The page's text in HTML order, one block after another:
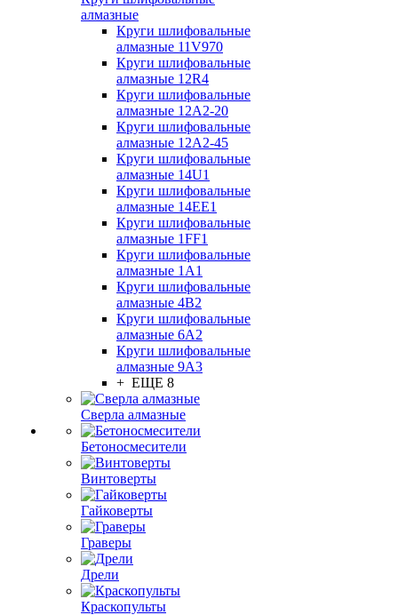
алмазные
Круги шлифовальные
алмазные 11V970
Круги шлифовальные
алмазные 12R4
Круги шлифовальные
алмазные 12А2-20
Круги шлифовальные
алмазные 12А2-45
Круги шлифовальные
алмазные 14U1
Круги шлифовальные
алмазные 14ЕЕ1
Круги шлифовальные
алмазные 1FF1
Круги шлифовальные
алмазные 1А1
Круги шлифовальные
алмазные 4В2
Круги шлифовальные
алмазные 6A2
Круги шлифовальные
алмазные 9А3
+ ЕЩЕ 8
Сверла алмазные
Бетоносмесители
Винтоверты
Гайковерты
Граверы
Дрели
Краскопульты